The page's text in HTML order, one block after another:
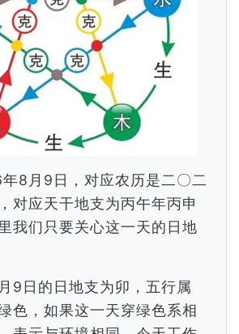
8月9日，对应农历是二〇二
对应天干地支为丙午年丙申
我们只要关心这一天的日地
9日的日地支为卯，五行属
色，如果这一天穿绿色系相